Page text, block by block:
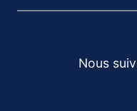
Nous